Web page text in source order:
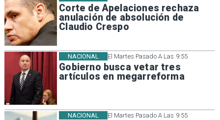
Corte de Apelaciones rechaza
anulación de absolución de
Claudio Crespo
El Martes Pasado A Las 9:55
Gobierno busca vetar tres
artículos en megarreforma
NACIONAL
El Martes Pasado A Las 9:55
NACIONAL